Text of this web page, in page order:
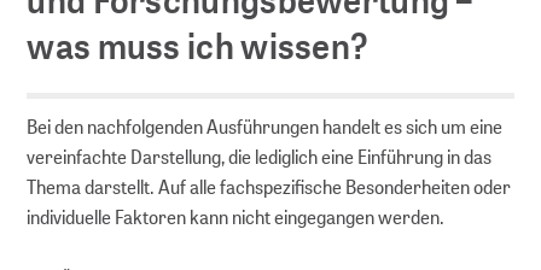
Serien
Kongresse
was muss ich wissen?
Bei den nachfolgenden Ausführungen handelt es sich um eine
vereinfachte Darstellung, die lediglich eine Einführung in das
Thema darstellt. Auf alle fachspezifische Besonderheiten oder
individuelle Faktoren kann nicht eingegangen werden.